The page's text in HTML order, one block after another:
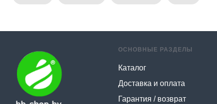
ОСНОВНЫЕ РАЗДЕЛЫ
Каталог
Доставка и оплата
Гарантия / возврат